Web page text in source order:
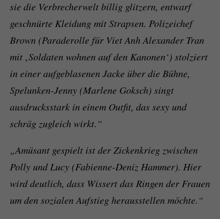
sie die Verbrecherwelt billig glitzern, entwarf
geschnürte Kleidung mit Strapsen. Polizeichef
Brown (Paraderolle für Viet Anh Alexander Tran
mit ‚Soldaten wohnen auf den Kanonen‘) stolziert
in einer aufgeblasenen Jacke über die Bühne,
Spelunken-Jenny (Marlene Goksch) singt
ausdrucksstark in einem Outfit, das sexy und
schräg zugleich wirkt.“
„Amüsant gespielt ist der Zickenkrieg zwischen
Polly und Lucy (Fabienne-Deniz Hammer). Hier
wird deutlich, dass Wissert das Ringen der Frauen
um den sozialen Aufstieg herausstellen möchte.“